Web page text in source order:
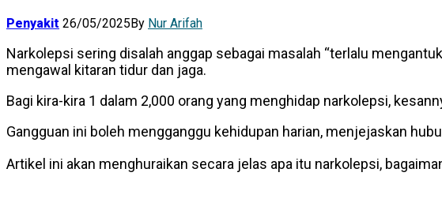
Penyakit 26/05/2025By Nur Arifah
Narkolepsi sering disalah anggap sebagai masalah “terlalu
mengawal kitaran tidur dan jaga.
Bagi kira-kira 1 dalam 2,000 orang yang menghidap narkolepsi,
Gangguan ini boleh mengganggu kehidupan harian, menjejaskan
Artikel ini akan menghuraikan secara jelas apa itu narkolepsi,